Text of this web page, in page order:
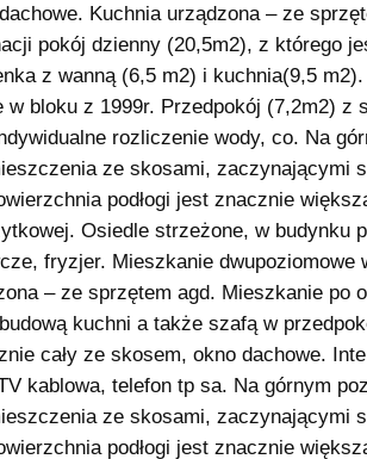
Kuchnia urządzona – ze
pokój dzienny (20,5m2), z którego
z wanną (6,5 m2) i kuchnia(9,5
w bloku z 1999r. Przedpokój (7,2m2) z
rozliczenie wody, co. Na
ze skosami, zaczynającymi
podłogi jest znacznie
Osiedle strzeżone, w budynku
fryzjer. Mieszkanie dwupoziomowe
– ze sprzętem agd. Mieszkanie po
kuchni a także szafą w
cały ze skosem, okno dachowe.
kablowa, telefon tp sa. Na górnym
ze skosami, zaczynającymi
podłogi jest znacznie